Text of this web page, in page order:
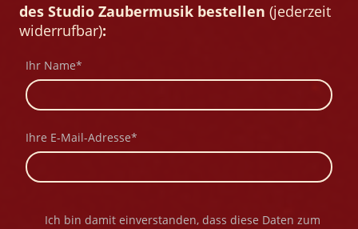
des Studio Zaubermusik bestellen (jederzeit
widerrufbar):
Ihr Name*
Ihre E-Mail-Adresse*
Ich bin damit einverstanden, dass diese Daten zum